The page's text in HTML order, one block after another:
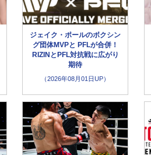
ジェイク・ポールのボクシン
グ団体MVPと PFLが合併！
RIZINとPFL対抗戦に広がり
期待
（2026年08月01日UP）